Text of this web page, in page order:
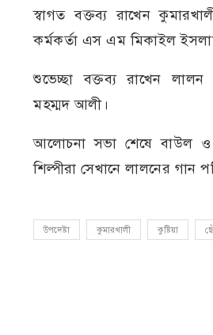
স্বাগত বক্তব্য রাখেন
কর্মকর্তা এস এম মিকাইল
শুভেচ্ছা বক্তব্য রাখেন লালন
মহম্মদ আলী।
আলোচনা সভা শেষে বাউল
শিল্পীরা সেখানে লালনের গান
উপদেষ্টা কুমারখালী কুষ্টিয়া